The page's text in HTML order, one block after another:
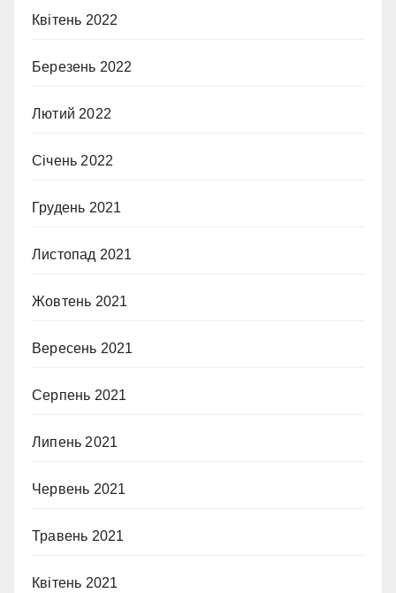
Квітень 2022
Березень 2022
Лютий 2022
Січень 2022
Грудень 2021
Листопад 2021
Жовтень 2021
Вересень 2021
Серпень 2021
Липень 2021
Червень 2021
Травень 2021
Квітень 2021